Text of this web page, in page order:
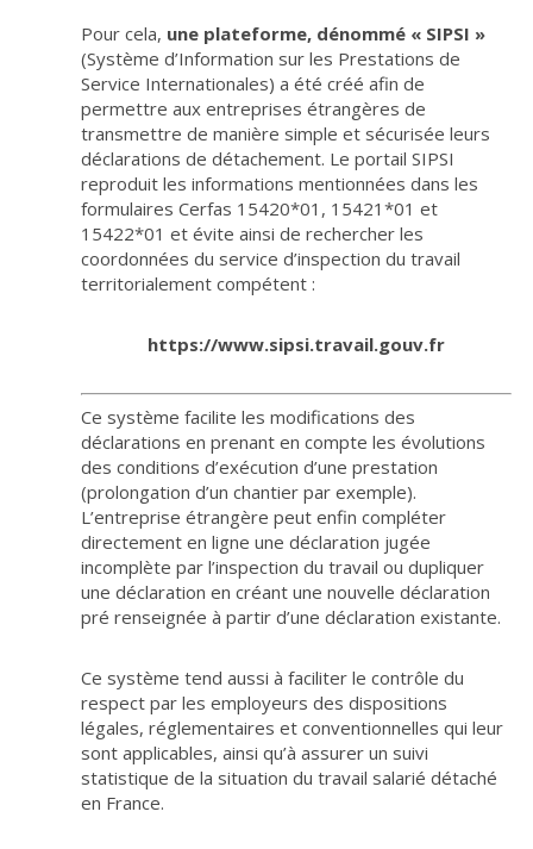
Pour cela, une plateforme, dénommé « SIPSI »
(Système d’Information sur les Prestations de
Service Internationales) a été créé afin de
permettre aux entreprises étrangères de
transmettre de manière simple et sécurisée leurs
déclarations de détachement. Le portail SIPSI
reproduit les informations mentionnées dans les
formulaires Cerfas 15420*01, 15421*01 et
15422*01 et évite ainsi de rechercher les
coordonnées du service d’inspection du travail
territorialement compétent :
https://www.sipsi.travail.gouv.fr
Ce système facilite les modifications des
déclarations en prenant en compte les évolutions
des conditions d’exécution d’une prestation
(prolongation d’un chantier par exemple).
L’entreprise étrangère peut enfin compléter
directement en ligne une déclaration jugée
incomplète par l’inspection du travail ou dupliquer
une déclaration en créant une nouvelle déclaration
pré renseignée à partir d’une déclaration existante.
Ce système tend aussi à faciliter le contrôle du
respect par les employeurs des dispositions
légales, réglementaires et conventionnelles qui leur
sont applicables, ainsi qu’à assurer un suivi
statistique de la situation du travail salarié détaché
en France.